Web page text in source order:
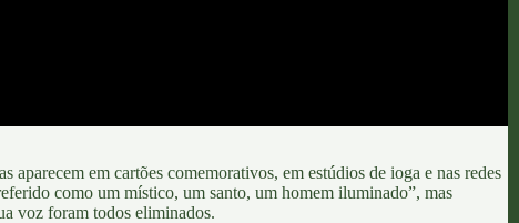
aparecem em cartões comemorativos, em estúdios de ioga e nas redes
como um místico, um santo, um homem iluminado”, mas
voz foram todos eliminados.